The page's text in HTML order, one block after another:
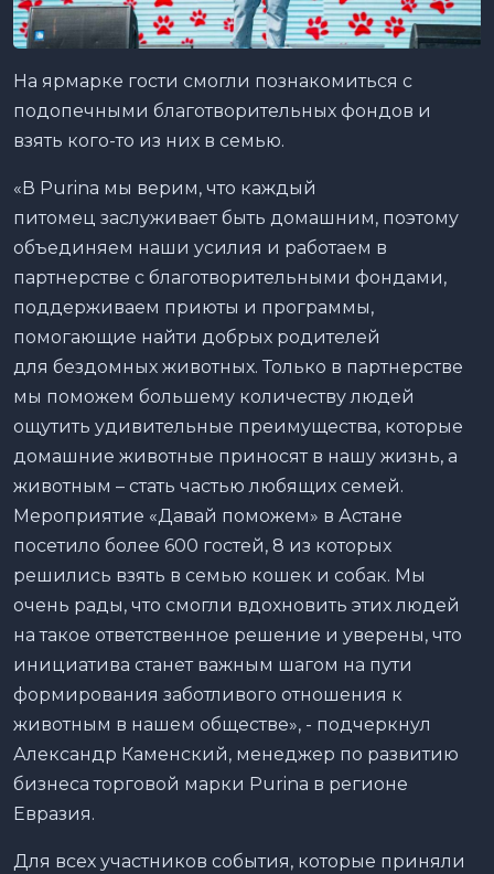
На ярмарке гости смогли познакомиться с
подопечными благотворительных фондов и
взять кого-то из них в семью.
«В Purina мы верим, что каждый
питомец заслуживает быть домашним, поэтому
объединяем наши усилия и работаем в
партнерстве с благотворительными фондами,
поддерживаем приюты и программы,
помогающие найти добрых родителей
для бездомных животных. Только в партнерстве
мы поможем большему количеству людей
ощутить удивительные преимущества, которые
домашние животные приносят в нашу жизнь, а
животным – стать частью любящих семей.
Мероприятие «Давай поможем» в Астане
посетило более 600 гостей, 8 из которых
решились взять в семью кошек и собак. Мы
очень рады, что смогли вдохновить этих людей
на такое ответственное решение и уверены, что
инициатива станет важным шагом на пути
формирования заботливого отношения к
животным в нашем обществе», - подчеркнул
Александр Каменский, менеджер по развитию
бизнеса торговой марки Purina в регионе
Евразия.
Для всех участников события, которые приняли